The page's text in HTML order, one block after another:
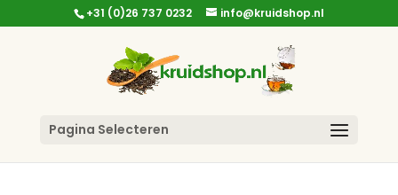
+31 (0)26 737 0232 info@kruidshop.nl
Pagina Selecteren